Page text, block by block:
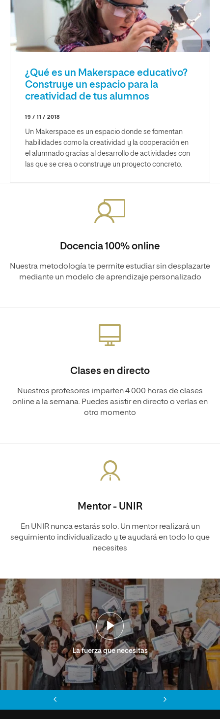
¿Qué es un Makerspace educativo?
Construye un espacio para la
creatividad de tus alumnos
19 / 11 / 2018
Un Makerspace es un espacio donde se fomentan
habilidades como la creatividad y la cooperación en
el alumnado gracias al desarrollo de actividades con
las que se crea o construye un proyecto concreto.
Docencia 100% online
Nuestra metodología te permite estudiar sin desplazarte
mediante un modelo de aprendizaje personalizado
Clases en directo
Nuestros profesores imparten 4.000 horas de clases
online a la semana. Puedes asistir en directo o verlas en
otro momento
Mentor - UNIR
En UNIR nunca estarás solo. Un mentor realizará un
seguimiento individualizado y te ayudará en todo lo que
necesites
La fuerza que necesitas